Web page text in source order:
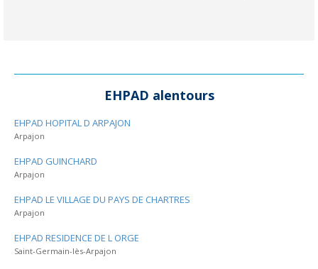
EHPAD alentours
EHPAD HOPITAL D ARPAJON
Arpajon
EHPAD GUINCHARD
Arpajon
EHPAD LE VILLAGE DU PAYS DE CHARTRES
Arpajon
EHPAD RESIDENCE DE L ORGE
Saint-Germain-lès-Arpajon